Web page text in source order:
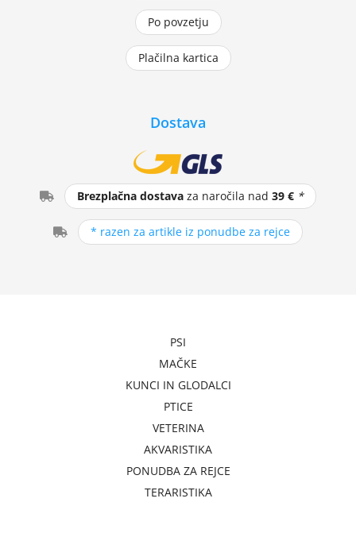
Po povzetju
Plačilna kartica
Dostava
Brezplačna dostava za naročila nad39 € *
* razen za artikle iz ponudbe za rejce
PSI
MAČKE
KUNCI IN GLODALCI
PTICE
VETERINA
AKVARISTIKA
PONUDBA ZA REJCE
TERARISTIKA